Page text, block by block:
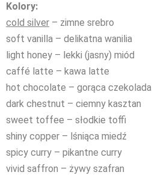
Kolory:
cold silver – zimne srebro
soft vanilla – delikatna wanilia
light honey – lekki (jasny) miód
caffé latte – kawa latte
hot chocolate – gorąca czekolada
dark chestnut – ciemny kasztan
sweet toffee – słodkie toffi
shiny copper – lśniąca miedź
spicy curry – pikantne curry
vivid saffron – żywy szafran